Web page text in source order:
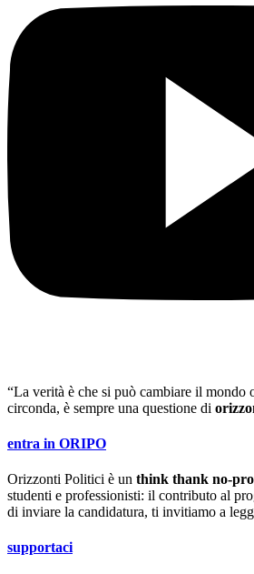
“La verità è che si può cambiare il mondo
circonda, è sempre una questione di
entra in ORIPO
Orizzonti Politici è un think thank no-
studenti e professionisti: il contributo al
di inviare la candidatura, ti invitiamo a
supportaci